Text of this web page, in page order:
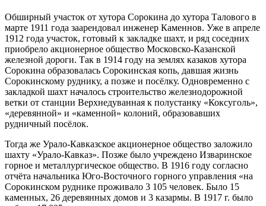
Обширный участок от хутора Сорокина до хутора Талового в
марте 1911 года заарендовал инженер Каменнов. Уже в апреле
1912 года участок, готовый к закладке шахт, и ряд соседних
приобрело акционерное общество Московско-Казанской
железной дороги. Так в 1914 году на землях казаков хутора
Сорокина образовалась Сорокинская копь, давшая жизнь
Сорокинскому руднику, а позже и посёлку. Одновременно с
закладкой шахт началось строительство железнодорожной
ветки от станции Верхнедуванная к полустанку «Коксуголь»,
«деревянной» и «каменной» колоний, образовавших
рудничный посёлок.
Тогда же Урало-Кавказское акционерное общество заложило
шахту «Урало-Кавказ». Позже было учреждено Изваринское
горное и металлургическое общество. В 1916 году согласно
отчёта начальника Юго-Восточного горного управления «на
Сорокинском руднике проживало 3 105 человек. Было 15
каменных, 26 деревянных домов и 3 казармы. В 1917 г. было